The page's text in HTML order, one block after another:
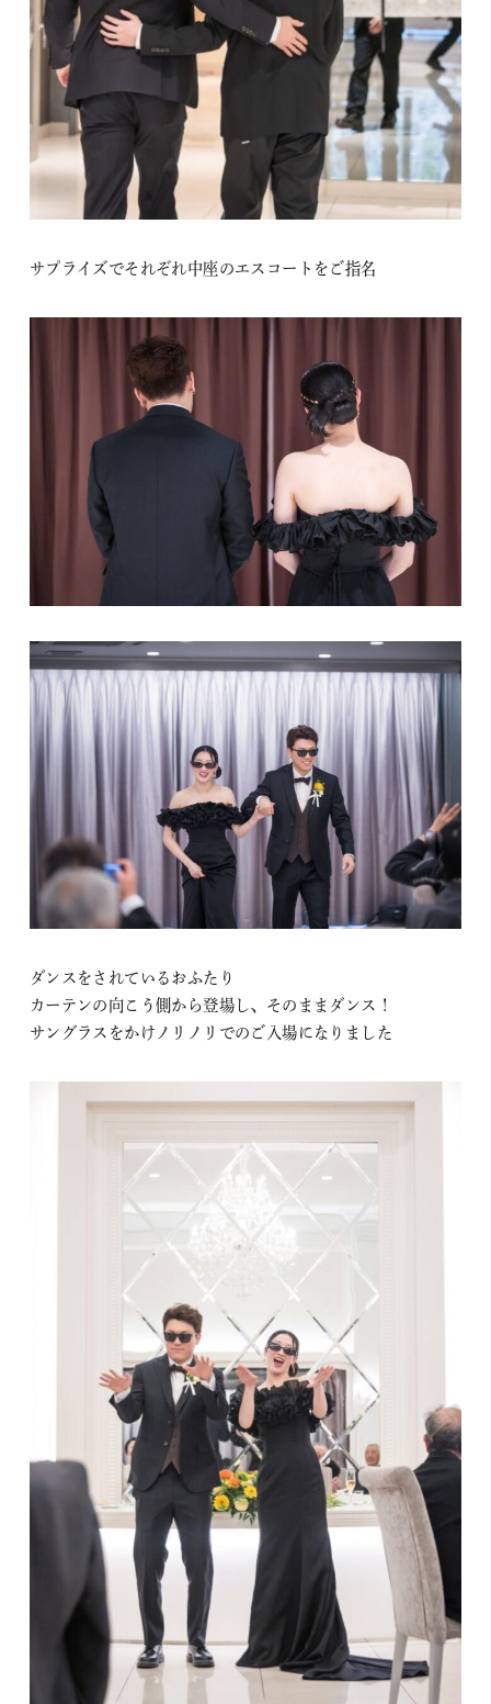
サプライズでそれぞれ中座のエスコートをご指名
ダンスをされているおふたり
カーテンの向こう側から登場し、そのままダンス！
サングラスをかけノリノリでのご入場になりました